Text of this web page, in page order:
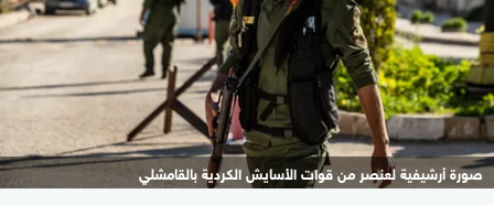
صورة أرشيفية لعنصر من قوات الأسايش الكردية بالقامشلي